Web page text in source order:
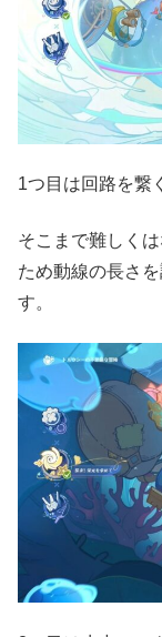
1つ目は回路を繋
そこまで難しく
ため動線の長さ
す。